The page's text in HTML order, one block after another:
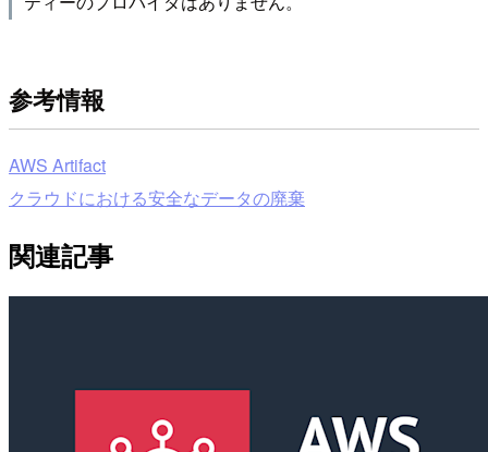
参考情報
AWS Artifact
クラウドにおける安全なデータの廃棄
関連記事